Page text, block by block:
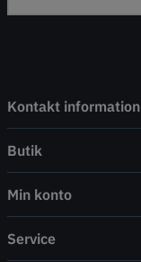
Kontakt information
Butik
Min konto
Service